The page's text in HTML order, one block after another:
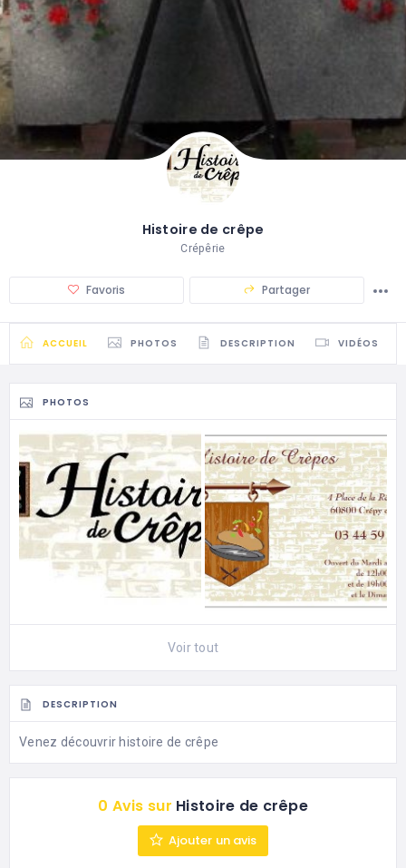
Histoire de crêpe
Crépêrie
Favoris Partager
ACCUEIL PHOTOS DESCRIPTION VIDÉOS
PHOTOS
Voir tout
DESCRIPTION
Venez découvrir histoire de crêpe
0 Avis sur Histoire de crêpe
Ajouter un avis